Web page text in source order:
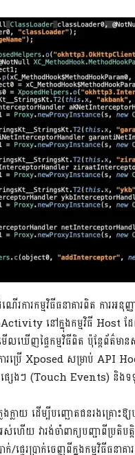
រការកម្មវិធីធនាគារពិត ការ
នៅក្នុងកម្មវិធី Host ដែល
ឃើញផ្ទៃកម្មវិធីពិត ប៉ុន្តែព័ត៌មា
រប្រើ Xposed សម្រាប់ API
ផ្សេងៗ (Touch Events) និ
ែងក្លាយ ដើម្បីបញ្ឆោតជនរងគ្
ើយ វារង់ចាំពាក្យបញ្ជាពីប្រ
ាក់/ផ្ទេរប្រាក់ចេញពីក្នុងកម្មវិធី